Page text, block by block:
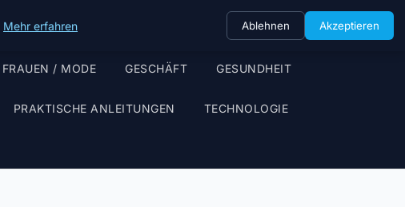
FRAUEN / MODE GESCHÄFT GESUNDHEIT
PRAKTISCHE ANLEITUNGEN TECHNOLOGIE
Mehr erfahren Ablehnen Akzeptieren